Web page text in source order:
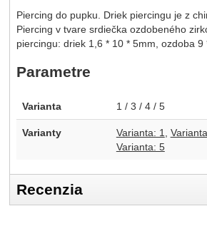
Piercing do pupku. Driek piercingu je z
Piercing v tvare srdiečka ozdobeného
piercingu: driek 1,6 * 10 * 5mm, ozdoba 9
Parametre
Varianta 1 / 3 / 4 / 5
Varianty Varianta: 1
Varianta: 5
Recenzia